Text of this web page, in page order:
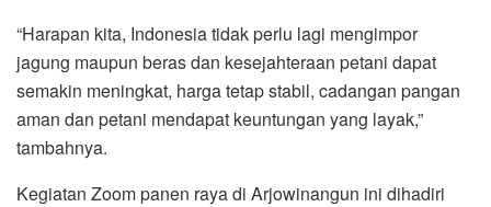
“Harapan kita, Indonesia tidak perlu lagi mengimpor
jagung maupun beras dan kesejahteraan petani dapat
semakin meningkat, harga tetap stabil, cadangan pangan
aman dan petani mendapat keuntungan yang layak,”
tambahnya.
Kegiatan Zoom panen raya di Arjowinangun ini dihadiri